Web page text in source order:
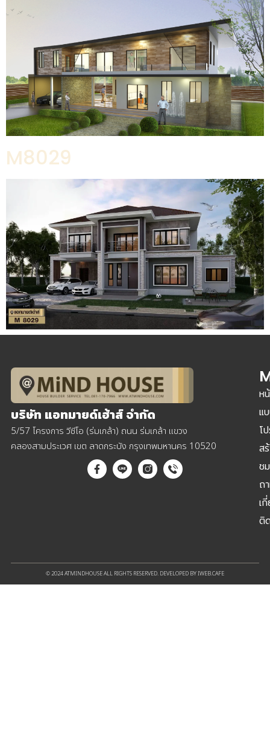
M8029
บริษัท แอทมายด์เฮ้าส์ จำกัด
5/57 โครงการ วีซีโอ (ร่มเกล้า) ถนน ร่มเกล้า แขวง
คลองสามประเวศ เขต ลาดกระบัง กรุงเทพมหานคร 10520
ห
แ
โ
ส
ช
ถ
เ
ติ
© 2024 ATMINDHOUSE ALL RIGHTS RESERVED. DEVELOPED BY IWEB.CAFE